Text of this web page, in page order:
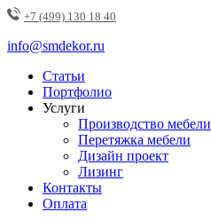
+7 (499) 130 18 40
info@smdekor.ru
Статьи
Портфолио
Услуги
Производство мебели
Перетяжка мебели
Дизайн проект
Лизинг
Контакты
Оплата